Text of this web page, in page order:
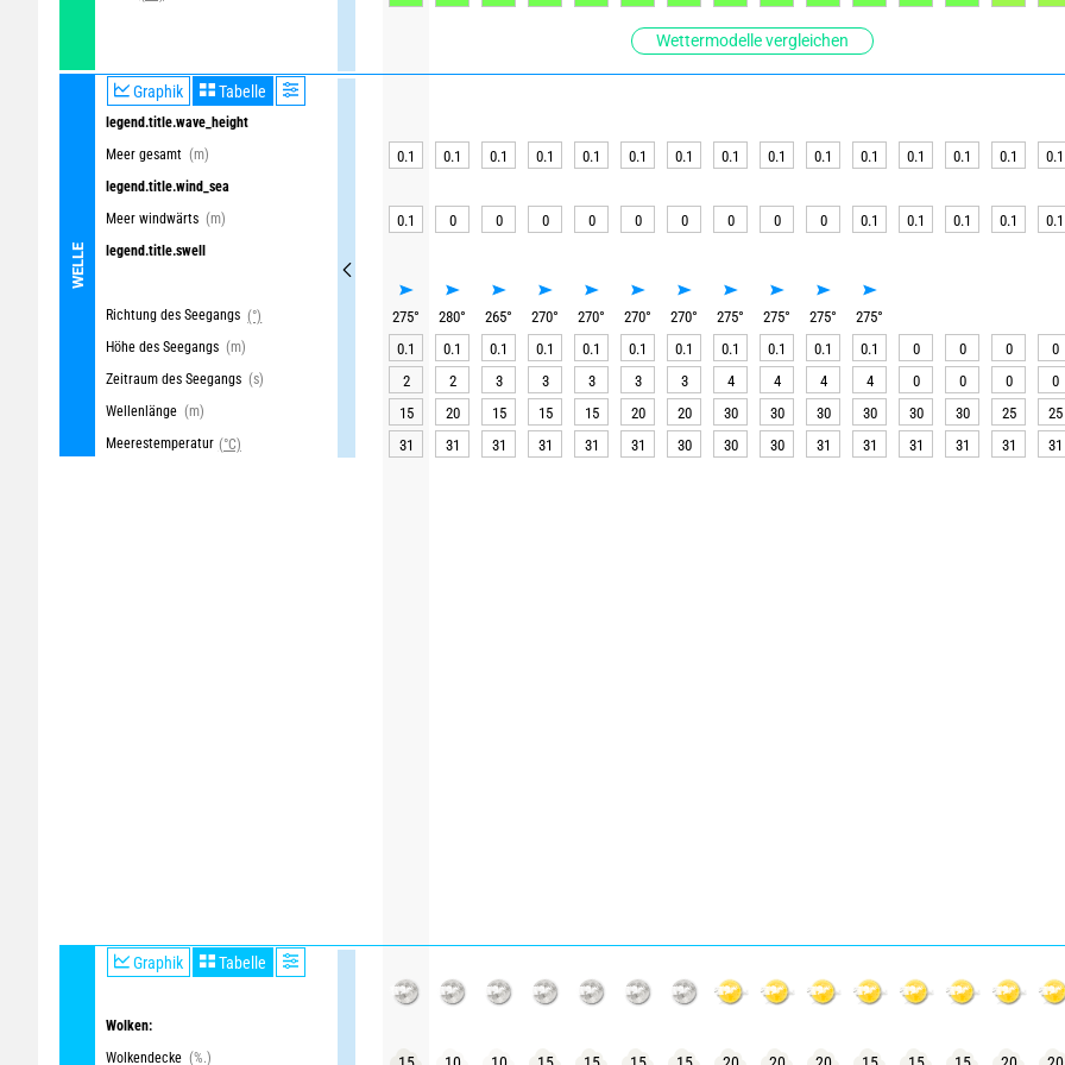
Wettermodelle vergleichen
WELLE
Graphik Tabelle
legend.title.wave_height
Meer gesamt (m)
legend.title.wind_sea
Meer windwärts (m)
legend.title.swell
Richtung des Seegangs (°)
Höhe des Seegangs (m)
Zeitraum des Seegangs (s)
Wellenlänge (m)
Meerestemperatur (°C)
Graphik Tabelle
Wolken:
Wolkendecke (%.)
0.1 0.1 0.1 0.1 0.1 0.1 0.1 0.1 0.1 0.1 0.1 0.1 0.1 0.1 0.1
0.1 0 0 0 0 0 0 0 0 0 0.1 0.1 0.1 0.1 0.1
275° 280° 265° 270° 270° 270° 270° 275° 275° 275° 275°
0.1
0.1 0.1 0.1 0.1 0.1 0.1 0.1 0.1 0.1 0.1 0 0 0 0
2
2 3 3 3 3 3 4 4 4 4 0 0 0 0
15
20 15 15 15 20 20 30 30 30 30 30 30 25 25
31
31 31 31 31 31 30 30 30 31 31 31 31 31 31